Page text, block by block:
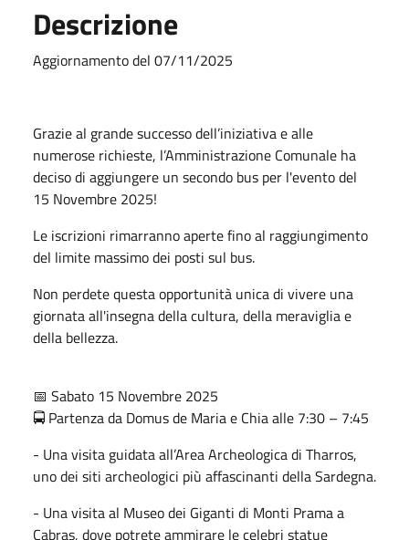
Descrizione
Aggiornamento del 07/11/2025
Grazie al grande successo dell’iniziativa e alle
numerose richieste, l’Amministrazione Comunale ha
deciso di aggiungere un secondo bus per l'evento del
15 Novembre 2025!
Le iscrizioni rimarranno aperte fino al raggiungimento
del limite massimo dei posti sul bus.
Non perdete questa opportunità unica di vivere una
giornata all'insegna della cultura, della meraviglia e
della bellezza.
📅 Sabato 15 Novembre 2025
🚍 Partenza da Domus de Maria e Chia alle 7:30 – 7:45
- Una visita guidata all’Area Archeologica di Tharros,
uno dei siti archeologici più affascinanti della Sardegna.
- Una visita al Museo dei Giganti di Monti Prama a
Cabras, dove potrete ammirare le celebri statue